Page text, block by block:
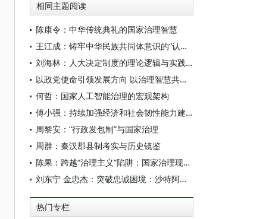
相同主题阅读
陈康令：中华传统典礼的国家治理智慧
王江成：铸牢中华民族共同体意识的“认同价值”分析
刘海林：人大决定制度的理论逻辑与实践完善
以政党使命引领发展方向 以治理智慧共绘时代新篇——2026发展中国家国家治理高端智库平行论坛综述
何哲：国家人工智能治理的宏观架构
傅小强：持续加强经济和社会韧性能力建设
周黎安：“行政发包制”与国家治理
周群：秦汉郡县制考实与历史镜鉴
陈果：跨越“治理主义”陷阱：国家治理现代化的逻辑辨析与要义诠释
刘东宁 金忠杰：突破忠诚困境：沙特阿拉伯现代国家建构中的部落整合及国家治理承变
热门专栏